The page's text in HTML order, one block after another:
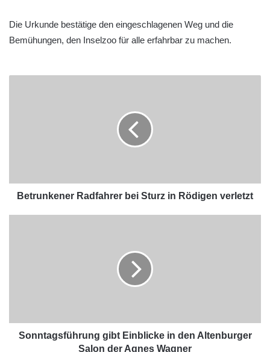
Die Urkunde bestätige den eingeschlagenen Weg und die
Bemühungen, den Inselzoo für alle erfahrbar zu machen.
Betrunkener Radfahrer bei Sturz in Rödigen verletzt
Sonntagsführung gibt Einblicke in den Altenburger
Salon der Agnes Wagner